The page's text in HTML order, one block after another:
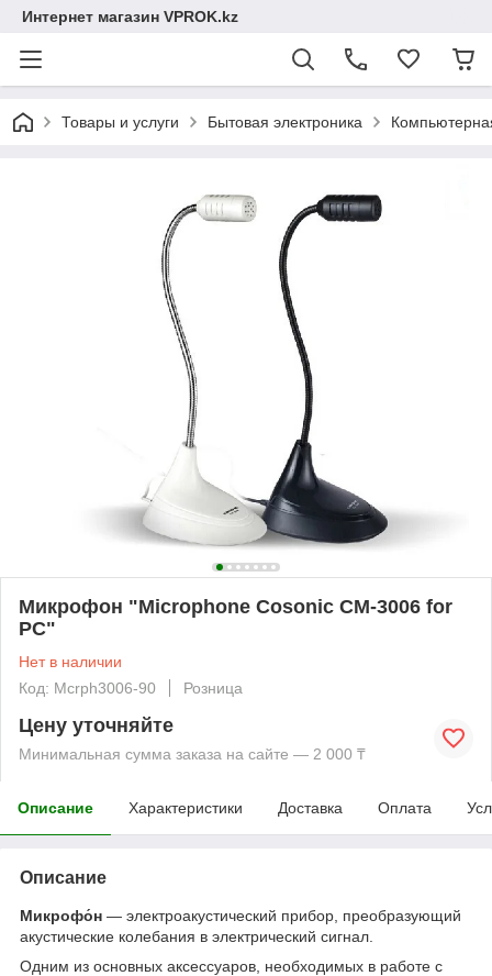
Интернет магазин VPROK.kz
Товары и услуги Бытовая электроника
Микрофон "Microphone Cosonic CM-3006 for
PC"
Нет в наличии
Код: Mcrph3006-90
Розница
Цену уточняйте
Минимальная сумма заказа на сайте — 2 000 ₸
Описание Характеристики Доставка Оплата
Описание
Микрофо́н — электроакустический прибор, преобразующий
акустические колебания в элект­рический сигнал.
Одним из основных аксессуаров, необходимых в работе с